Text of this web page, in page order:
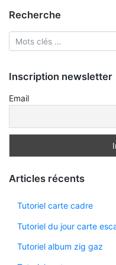
Recherche
Inscription newsletter
Email
Articles récents
Tutoriel carte cadre
Tutoriel du jour carte
Tutoriel album zig gaz